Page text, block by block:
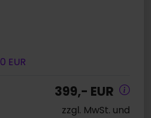
EUR
399,- EUR
zzgl. MwSt. und